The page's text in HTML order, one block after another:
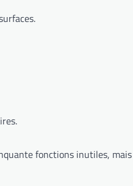
fonctions inutiles,